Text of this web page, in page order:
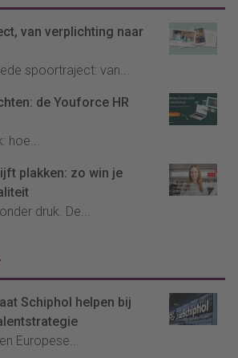
van verplichting naar
spoortraject: van...
de Youforce HR
hoe...
plakken: zo win je
druk. De...
Schiphol helpen bij
Europese...